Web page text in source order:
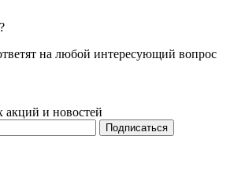
на любой интересующий вопрос
акций и новостей
Подписаться